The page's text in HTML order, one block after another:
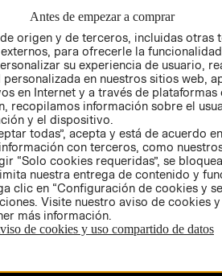
PRIVACIDAD
GIFT CARD
AVISO DE
COOKIES
Antes de empezar a comprar
origen y de terceros, incluidas otras
para ofrecerle la
su experiencia de usuario,
en nuestros sitios web,
en Internet y a través de plataformas
recopilamos información sobre el
y el dispositivo.
todas”, acepta y está de acuerdo
con terceros, como
“Solo cookies requeridas”, se
nuestra entrega de contenido y
clic en “Configuración de cookies y
Visite nuestro aviso de cookies
más información.
de cookies y uso compartido de datos